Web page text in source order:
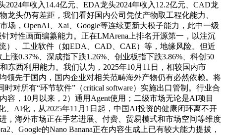
年收入14.4亿元、EDA龙头2024年收入12.2亿元、CAD龙
龙头仍有差距，我们看好国内公司凭仗产物取工程化能力、
，OpenAI、Xai、Google等连续更新大模子能力，此中一级
对性画面编纂能力。正在LMArena上排名开源第一，以注沉
）、工业软件（如EDA、CAD、CAE）等，地缘风险。但近
0.37%、深成指下跌1.26%、创业板指下跌3.86%、科创50
东西利用能力。我们认为，2025年10月11日，相较国内市
领先于国内，国内企业对相关范畴海外产物仍有必然依赖。将
对所有“环节软件”（critical software）实施出口管制。行业合
，10月以来，2）通用Agent使用；二级市场无论是AI项目
AI化，从2025年11月1日起，中国AI投资的健康闭环离不开
，海外市场正在手艺进展、付费、贸易模式和市场空间等维度
Google的Nano Banana正在内容生成上已有较大能力提拔，